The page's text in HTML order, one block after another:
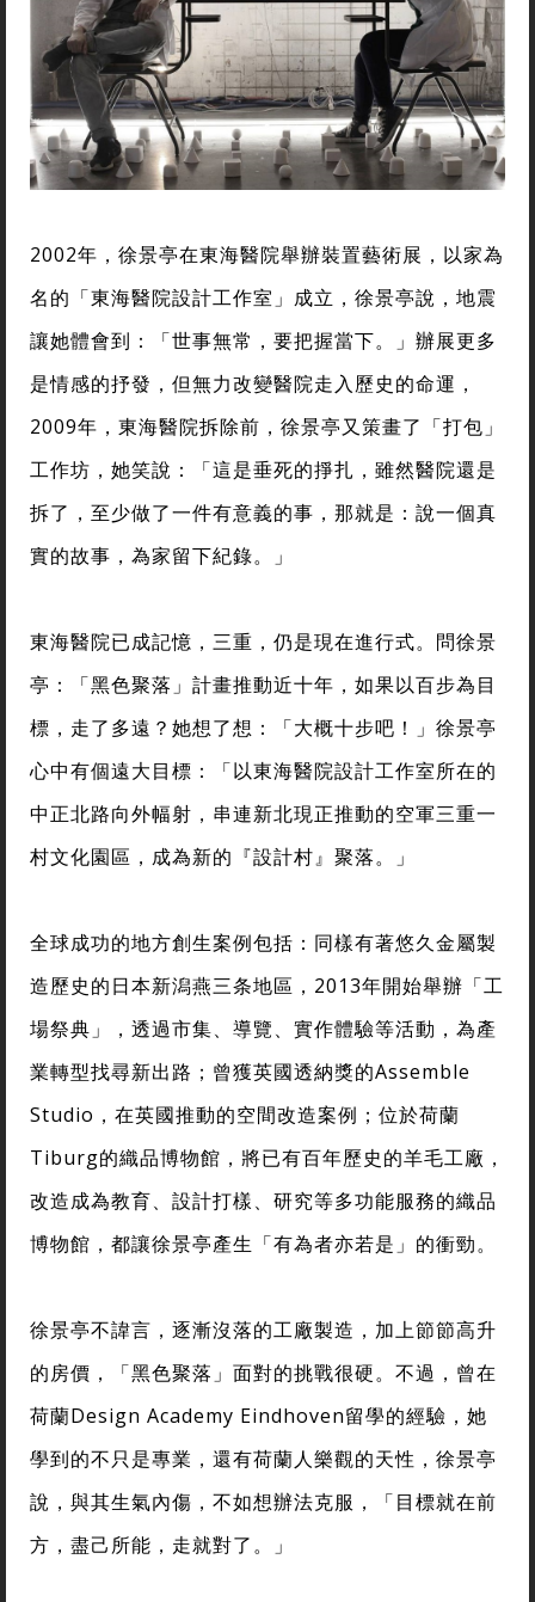
2002年，徐景亭在東海醫院舉辦裝置藝術展，以家為
名的「東海醫院設計工作室」成立，徐景亭說，地震
讓她體會到：「世事無常，要把握當下。」辦展更多
是情感的抒發，但無力改變醫院走入歷史的命運，
2009年，東海醫院拆除前，徐景亭又策畫了「打包」
工作坊，她笑說：「這是垂死的掙扎，雖然醫院還是
拆了，至少做了一件有意義的事，那就是：說一個真
實的故事，為家留下紀錄。」
東海醫院已成記憶，三重，仍是現在進行式。問徐景
亭：「黑色聚落」計畫推動近十年，如果以百步為目
標，走了多遠？她想了想：「大概十步吧！」徐景亭
心中有個遠大目標：「以東海醫院設計工作室所在的
中正北路向外幅射，串連新北現正推動的空軍三重一
村文化園區，成為新的『設計村』聚落。」
全球成功的地方創生案例包括：同樣有著悠久金屬製
造歷史的日本新潟燕三条地區，2013年開始舉辦「工
場祭典」，透過市集、導覽、實作體驗等活動，為產
業轉型找尋新出路；曾獲英國透納獎的Assemble
Studio，在英國推動的空間改造案例；位於荷蘭
Tiburg的織品博物館，將已有百年歷史的羊毛工廠，
改造成為教育、設計打樣、研究等多功能服務的織品
博物館，都讓徐景亭產生「有為者亦若是」的衝勁。
徐景亭不諱言，逐漸沒落的工廠製造，加上節節高升
的房價，「黑色聚落」面對的挑戰很硬。不過，曾在
荷蘭Design Academy Eindhoven留學的經驗，她
學到的不只是專業，還有荷蘭人樂觀的天性，徐景亭
說，與其生氣內傷，不如想辦法克服，「目標就在前
方，盡己所能，走就對了。」